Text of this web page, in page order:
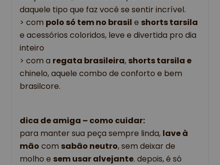
daquele tipo que faz você se sentir incrível.
> com polo só tem no brasil e shorts tarsila
e acessórios coloridos, leve e divertida pro dia
inteiro
> com a regata brasileira, shorts tarsila e
chinelo, aquele combo de conforto e bem
brasilcore.
dica de amiga – como cuidar:
para manter sua peça sempre linda, lave à
mão com sabão neutro, sem deixar de
molho e sem usar alvejante. depois, é só